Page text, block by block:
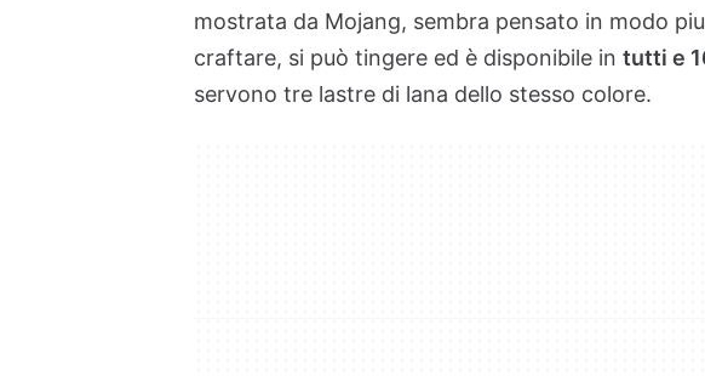
mostrata da Mojang, sembra pensato in modo
craftare, si può tingere ed è disponibile in tutti e
servono tre lastre di lana dello stesso colore.